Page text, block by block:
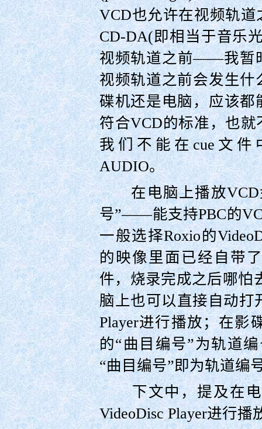
VCD也允许在视频轨
CD-DA(即相当于音乐
视频轨道之前——我暂
视频轨道之前会发生
碟机还是电脑，应该
符合VCD的标准，也
我们不能在cue文件
AUDIO。
在电脑上播放VCD
号”——能支持PBC的
一般选择Roxio的
的映像里面已经自带
件，烧录完成之后哪怕
脑上也可以直接自动打
Player进行播放；在影
的“曲目编号”为轨道
“曲目编号”即为轨道编
下文中，提及在电
VideoDisc Player进行播